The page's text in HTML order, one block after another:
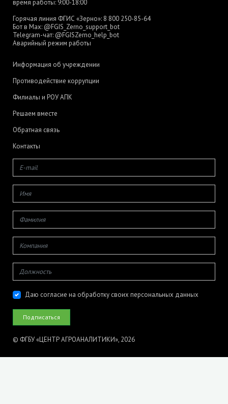
время работы: 9:00-18:00
Горячая линия ФГИС «Зерно»: 8 800 250-85-64
Бот в Max: @FGIS_Zerno_support_bot
Telegram-чат: @FGISZerno_help_bot
Аварийный режим работы
Информация об учреждении
Противодействие коррупции
Филиалы и РОУ АПК
Решаем вместе
Обратная связь
Контакты
Даю согласие на обработку своих персональных данных
© ФГБУ «ЦЕНТР АГРОАНАЛИТИКИ», 2026